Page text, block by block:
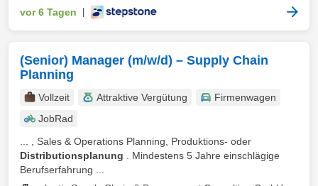
vor 6 Tagen
(Senior) Manager (m/w/d) – Supply Chain
Planning
Vollzeit Attraktive Vergütung
Firmenwagen
JobRad
... , Sales & Operations Planning, Produktions- oder
Distributionsplanung . Mindestens 5 Jahre einschlägige
Berufserfahrung ...